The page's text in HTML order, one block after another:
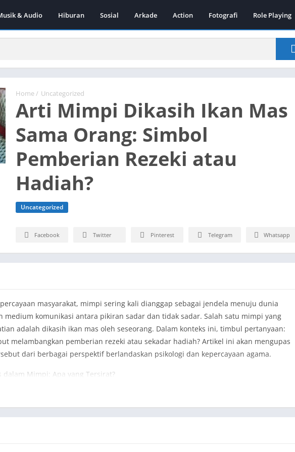
& Audio Hiburan Sosial Arkade Action Fotografi Role Playing
Home / Uncategorized
Arti Mimpi Dikasih Ikan Mas
Sama Orang: Simbol
Pemberian Rezeki atau
Hadiah?
Uncategorized
Facebook Twitter Pinterest Telegram Whatsapp
masyarakat, mimpi sering kali dianggap sebagai jendela menuju dunia
medium komunikasi antara pikiran sadar dan tidak sadar. Salah satu mimpi yang
adalah dikasih ikan mas oleh seseorang. Dalam konteks ini, timbul pertanyaan:
melambangkan pemberian rezeki atau sekadar hadiah? Artikel ini akan mengupas
dari berbagai perspektif berlandaskan psikologi dan kepercayaan agama.
dalam Mimpi: Apa yang Tersirat?
dianggap sebagai simbol keberuntungan dan kemakmuran. Dalam tradisi banyak
makna positif sebagai pertanda akan datangnya rezeki. Dalam konteks mimpi,
diartikan sebagai bentuk pengakuan akan potensi dan keberuntungan yang sedang
Namun, makna tersebut sangat bergantung pada konteks dan detail mimpi yang